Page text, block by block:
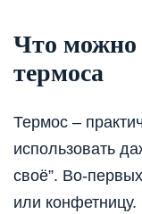
Что можно
термоса
Термос –
использовать
своё”. Во-
или конфетницу.